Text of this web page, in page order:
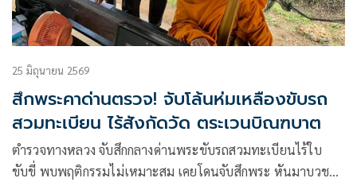
25 มิถุนายน 2569
สึกพระคาด่านตรวจ! จับโล้นห่มเหลืองขับรถ
สวมทะเบียน ไร้สังกัดวัด ตระเวนบิณฑบาต
ตำรวจทางหลวง จับสึกกลางด่านพระขับรถสวมทะเบียนไร้ใบ
ขับขี่ พบพฤติกรรมไม่เหมาะสม เคยโดนจับสึกพระ หันมาบวช